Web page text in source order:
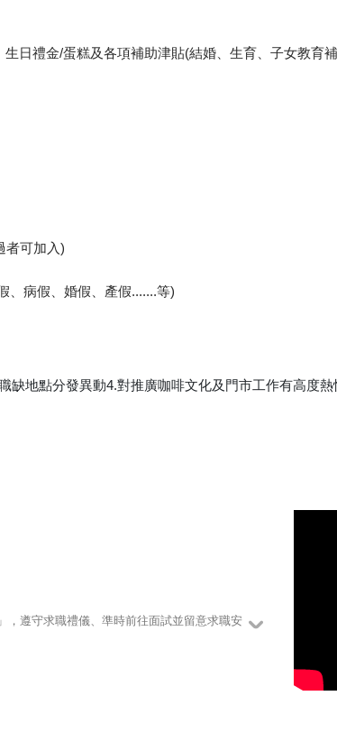
日禮金/蛋糕及各項補助津貼(結婚、生育、子女教育
者可加入)
、病假、婚假、產假.......等)
缺地點分發異動4.對推廣咖啡文化及門市工作有高度
，遵守求職禮儀、準時前往面試並留意求職安